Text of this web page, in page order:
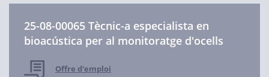
25-08-00065 Tècnic-a especialista en
bioacústica per al monitoratge d'ocells
Offre d'emploi